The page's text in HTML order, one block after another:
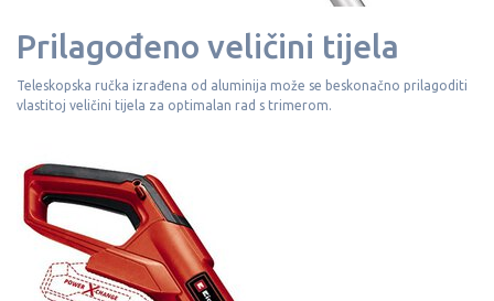
Prilagođeno veličini tijela
Teleskopska ručka izrađena od aluminija može se beskonačno prilagoditi
vlastitoj veličini tijela za optimalan rad s trimerom.